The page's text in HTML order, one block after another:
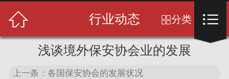
关于我们
 行业动态 分类 
浅谈境外保安协会业的发展
上一条：各国保安协会的发展状况